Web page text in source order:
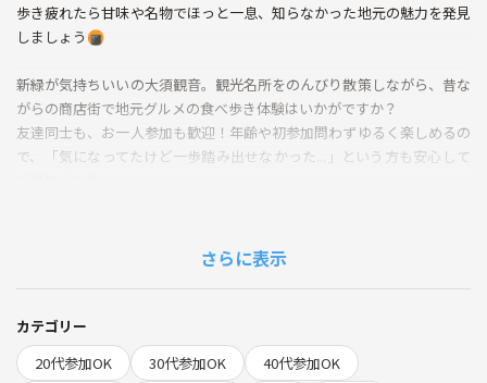
歩き疲れたら甘味や名物でほっと一息、知らなかった地元の魅力を発見
しましょう🍘
新緑が気持ちいいの大須観音。観光名所をのんびり散策しながら、昔な
がらの商店街で地元グルメの食べ歩き体験はいかがですか？
友達同士も、お一人参加も歓迎！年齢や初参加問わずゆるく楽しめるの
で、「気になってたけど一歩踏み出せなかった...」という方も安心して
⭐️途中参加途中退出大丈夫なので宜しくお願いします
・13時大須観音駅地上ファミマ前集合
・大須観音の境内や参道を散策と御朱印もゲットしましょう
うさぎがいる三ノ輪神社にも行きます
さらに表示
カテゴリー
20代参加OK
30代参加OK
40代参加OK